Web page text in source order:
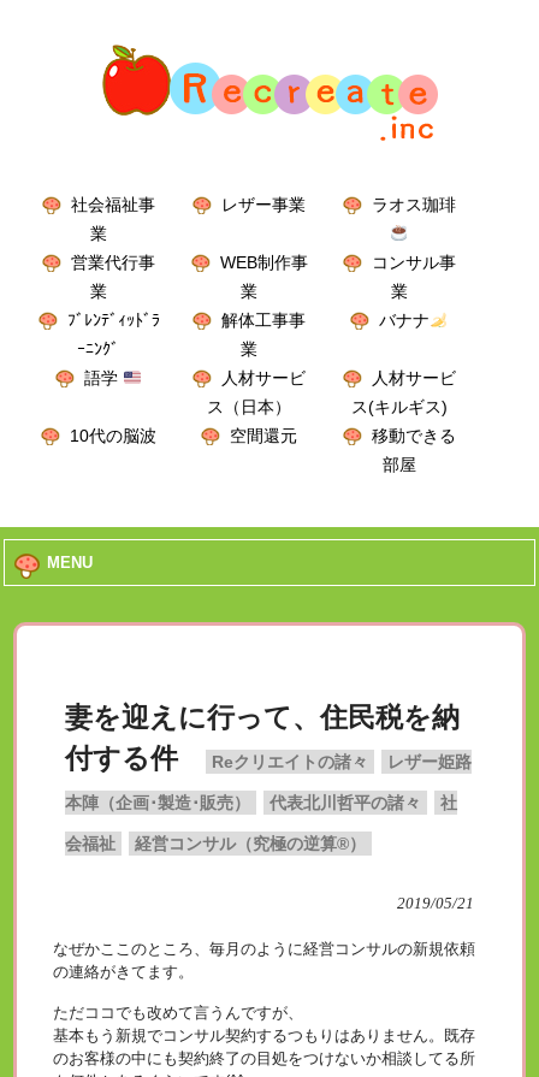
社会福祉事
業
レザー事業 ラオス珈琲
営業代行事
業
WEB制作事
業
コンサル事
業
ﾌﾞﾚﾝﾃﾞｨｯﾄﾞﾗ
ｰﾆﾝｸﾞ
解体工事事
業
バナナ
語学
人材サービ
ス（日本）
人材サービ
ス(キルギス)
10代の脳波
空間還元
移動できる
部屋
MENU
妻を迎えに行って、住民税を納
付する件
Reクリエイトの諸々 レザー姫路
本陣（企画･製造･販売） 代表北川哲平の諸々 社
会福祉 経営コンサル（究極の逆算®）
2019/05/21
なぜかここのところ、毎月のように経営コンサルの新規依頼
の連絡がきてます。
ただココでも改めて言うんですが、
基本もう新規でコンサル契約するつもりはありません。既存
のお客様の中にも契約終了の目処をつけないか相談してる所